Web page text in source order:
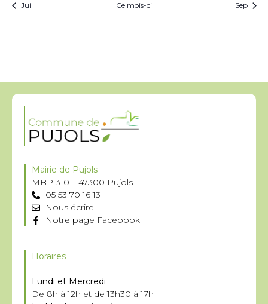
Juil Ce mois-ci Sep
Mairie de Pujols
MBP 310 – 47300 Pujols
05 53 70 16 13
Nous écrire
Notre page Facebook
Horaires
Lundi et Mercredi
De 8h à 12h et de 13h30 à 17h